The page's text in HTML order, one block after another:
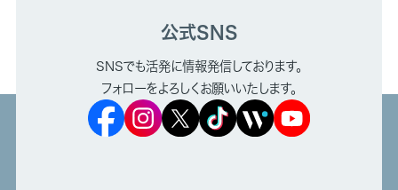
公式SNS
SNSでも活発に情報発信しております。
フォローをよろしくお願いいたします。